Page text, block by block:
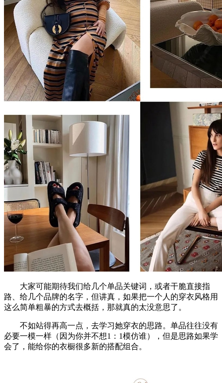
大家可能期待我们给几个单品关键词，或者干脆直接指
路、给几个品牌的名字，但讲真，如果把一个人的穿衣风格用
这么简单粗暴的方式去概括，那就真的太没意思了。
不如站得再高一点，去学习她穿衣的思路。单品往往没有
必要一模一样（因为你并不想1：1模仿谁），但是思路如果学
会了，能给你的衣橱很多新的搭配组合。